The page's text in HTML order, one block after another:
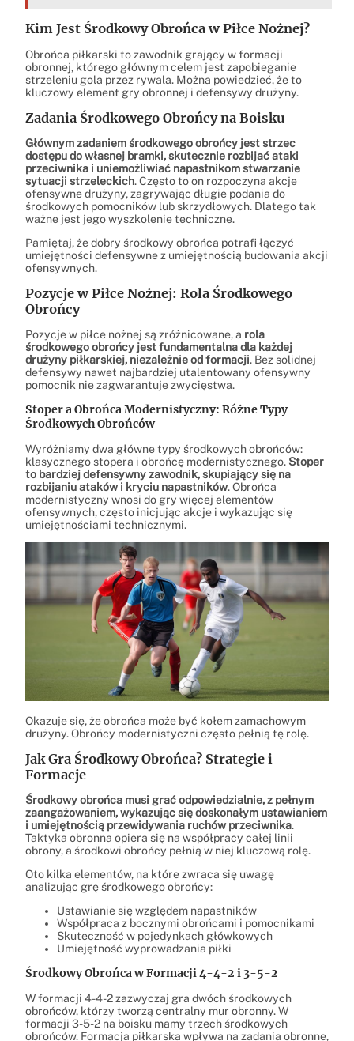
Kim Jest Środkowy Obrońca w Piłce Nożnej?
Obrońca piłkarski to zawodnik grający w formacji
obronnej, którego głównym celem jest zapobieganie
strzeleniu gola przez rywala. Można powiedzieć, że to
kluczowy element gry obronnej i defensywy drużyny.
Zadania Środkowego Obrońcy na Boisku
Głównym zadaniem środkowego obrońcy jest strzec
dostępu do własnej bramki, skutecznie rozbijać ataki
przeciwnika i uniemożliwiać napastnikom stwarzanie
sytuacji strzeleckich. Często to on rozpoczyna akcje
ofensywne drużyny, zagrywając długie podania do
środkowych pomocników lub skrzydłowych. Dlatego tak
ważne jest jego wyszkolenie techniczne.
Pamiętaj, że dobry środkowy obrońca potrafi łączyć
umiejętności defensywne z umiejętnością budowania akcji
ofensywnych.
Pozycje w Piłce Nożnej: Rola Środkowego
Obrońcy
Pozycje w piłce nożnej są zróżnicowane, a rola
środkowego obrońcy jest fundamentalna dla każdej
drużyny piłkarskiej, niezależnie od formacji. Bez solidnej
defensywy nawet najbardziej utalentowany ofensywny
pomocnik nie zagwarantuje zwycięstwa.
Stoper a Obrońca Modernistyczny: Różne Typy
Środkowych Obrońców
Wyróżniamy dwa główne typy środkowych obrońców:
klasycznego stopera i obrońcę modernistycznego. Stoper
to bardziej defensywny zawodnik, skupiający się na
rozbijaniu ataków i kryciu napastników. Obrońca
modernistyczny wnosi do gry więcej elementów
ofensywnych, często inicjując akcje i wykazując się
umiejętnościami technicznymi.
Okazuje się, że obrońca może być kołem zamachowym
drużyny. Obrońcy modernistyczni często pełnią tę rolę.
Jak Gra Środkowy Obrońca? Strategie i
Formacje
Środkowy obrońca musi grać odpowiedzialnie, z pełnym
zaangażowaniem, wykazując się doskonałym ustawianiem
i umiejętnością przewidywania ruchów przeciwnika.
Taktyka obronna opiera się na współpracy całej linii
obrony, a środkowi obrońcy pełnią w niej kluczową rolę.
Oto kilka elementów, na które zwraca się uwagę
analizując grę środkowego obrońcy:
Ustawianie się względem napastników
Współpraca z bocznymi obrońcami i pomocnikami
Skuteczność w pojedynkach główkowych
Umiejętność wyprowadzania piłki
Środkowy Obrońca w Formacji 4-4-2 i 3-5-2
W formacji 4-4-2 zazwyczaj gra dwóch środkowych
obrońców, którzy tworzą centralny mur obronny. W
formacji 3-5-2 na boisku mamy trzech środkowych
obrońców. Formacja piłkarska wpływa na zadania obronne,